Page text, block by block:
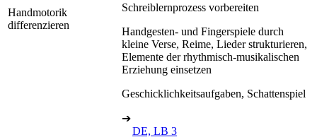
Handmotorik
differenzieren
Schreiblernprozess vorbereiten
Handgesten- und Fingerspiele durch
kleine Verse, Reime, Lieder strukturieren,
Elemente der rhythmisch-musikalischen
Erziehung einsetzen
Geschicklichkeitsaufgaben, Schattenspiel
➔
DE, LB 3